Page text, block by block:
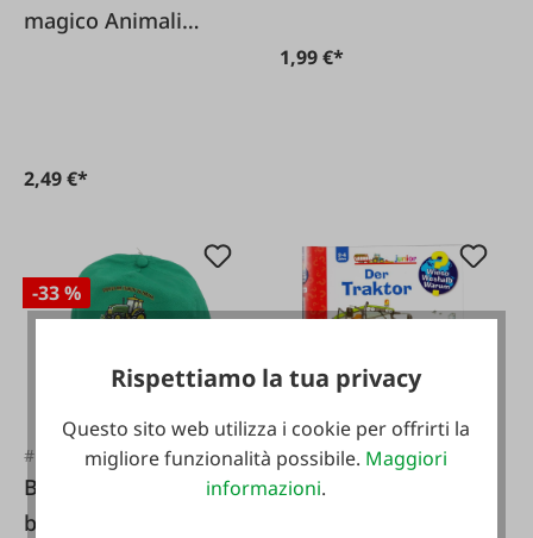
magico Animali
2,49 €*
1,99 €*
-33 %
#FA128548
Berretto verde per
bambini
#FA107576
Ravensburger Il
Rispettiamo la tua privacy
Questo sito web utilizza i cookie per offrirti la
migliore funzionalità possibile. Maggiori
informazioni.